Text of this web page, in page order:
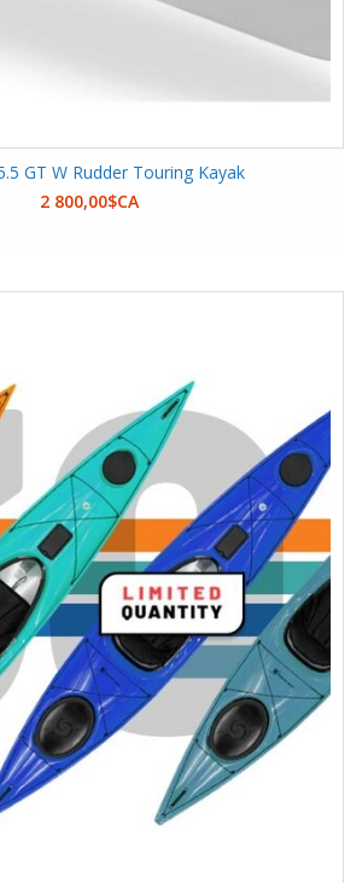
GT W Rudder Touring Kayak
2 800,00$CA